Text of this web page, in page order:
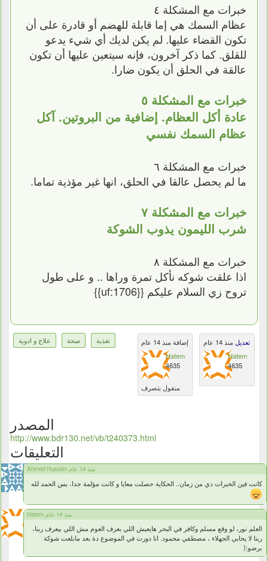
خبرات مع المشكلة ٤
عظام السمك هي إما قابلة للهضم أو قادرة على أن
تكون القضاء عليها. لم يكن لديك أي شيء يدعو
للقلق. كما ذكر آخرون، فإنه سيتعين عليها أن تكون
عالقة في الحلق أن يكون ضارا.
خبرات مع المشكلة ٥
عادة أكل العظام. إضافية من البروتين. آكل
عظام السمك نفسي
خبرات مع المشكلة ٦
ما لم يحصل عالقا في الحلق، انها غير مؤذية تماما.
خبرات مع المشكلة ٧
شرب الليمون يذوب الشوكة
خبرات مع المشكلة ٨
اذا علقت شوكه نأكل تمرة وراها .. و على طول
تروح زي السلام عليكم {{uf:1706}}
تغذية صحة علاج و ادوية
إضافة منذ 14 عام
Hatem
4635
منقول بتصرف
تعديل منذ 14 عام
Hatem
4635
المصدر
http://www.bdr130.net/vb/t240373.html
التعليقات
Ahmed Hussien منذ 14 عام
كانت فين الخبرات دي من زمان.. الحكاية حصلت معايا و كانت مؤلمة جدا، بس الحمد لله
Hatem منذ 14 عام
العلم نور، لو وقع مسلم وكافر في البحر هايعيش اللي بعرف العوم مش اللي بيعرف ربنا،
ربنا لا يحابي الجهلاء ، مصطفي محمود. انا دورت في الموضوع دة بعد مابلعت شوكة
برضو:(